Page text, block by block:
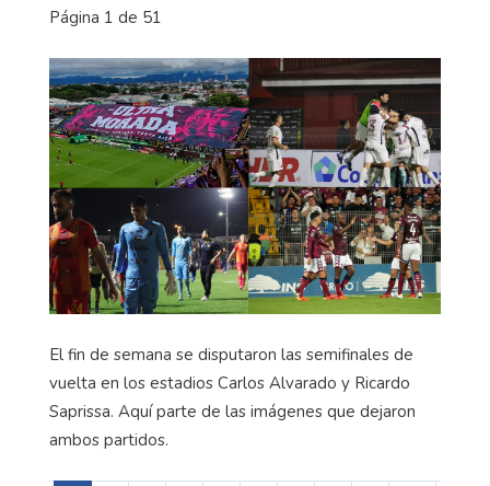
Página 1 de 51
El fin de semana se disputaron las semifinales de
vuelta en los estadios Carlos Alvarado y Ricardo
Saprissa. Aquí parte de las imágenes que dejaron
ambos partidos.